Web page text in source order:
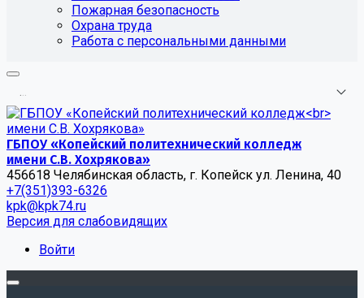
Пожарная безопасность
Охрана труда
Работа с персональными данными
...
ГБПОУ «Копейский политехнический колледж
имени С.В. Хохрякова»
456618 Челябинская область, г. Копейск ул. Ленина, 40
+7(351)393-6326
kpk@kpk74.ru
Версия для слабовидящих
Войти